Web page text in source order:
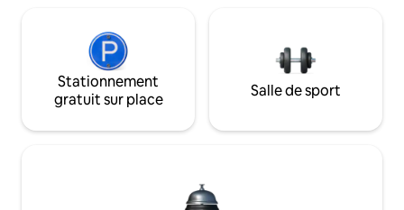
Stationnement
gratuit sur place
Salle de sport